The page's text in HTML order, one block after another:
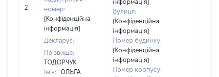
2
номер:
[Конфіденційна
інформація]
Декларує:
Прізвище:
ТОДОРЧУК
Ім'я:
ОЛЬГА
інформація]
Вулиця:
[Конфіденційна
інформація]
Номер будинку:
[Конфіденційна
інформація]
Номер корпусу: